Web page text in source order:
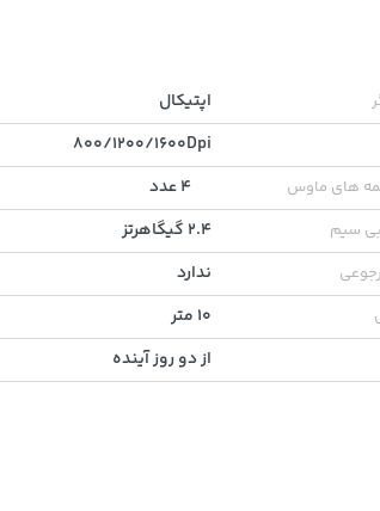
خرید
4,780,000
خرید
165,900
اپتیکال
800/1200/1600Dpi
های ماوس 4 عدد
سیم 2.4 گیگاهرتز
ندارد
10 متر
از دو روز آینده